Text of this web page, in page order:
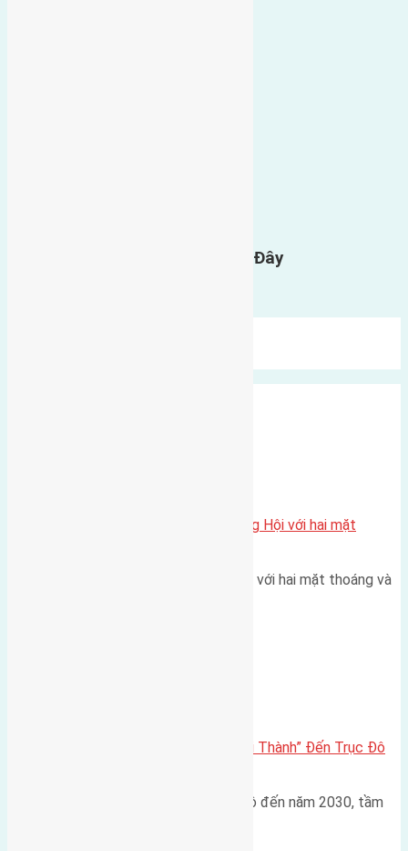
Gửi Tin Nhắn Cho Chúng Tôi Ở Đây
Một vị trí hiếm còn lại tại X1 Đông Hội với hai mặt
Một góc tái định cư X1 Đông Hội với hai mặt thoáng và
Đông Anh 2026: Từ “Huyện Ngoại Thành” Đến Trục Đô
Trong bối cảnh Quy hoạch Thủ đô đến năm 2030, tầm